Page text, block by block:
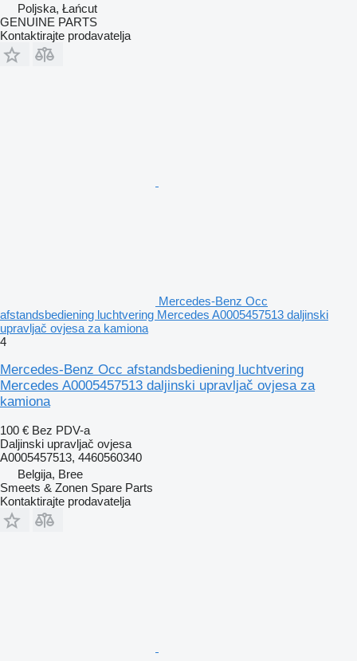
Poljska, Łańcut
GENUINE PARTS
Kontaktirajte prodavatelja
Mercedes-Benz Occ
afstandsbediening luchtvering Mercedes A0005457513 daljinski
upravljač ovjesa za kamiona
4
Mercedes-Benz Occ afstandsbediening luchtvering
Mercedes A0005457513 daljinski upravljač ovjesa za
kamiona
100 € Bez PDV-a
Daljinski upravljač ovjesa
A0005457513, 4460560340
Belgija, Bree
Smeets & Zonen Spare Parts
Kontaktirajte prodavatelja